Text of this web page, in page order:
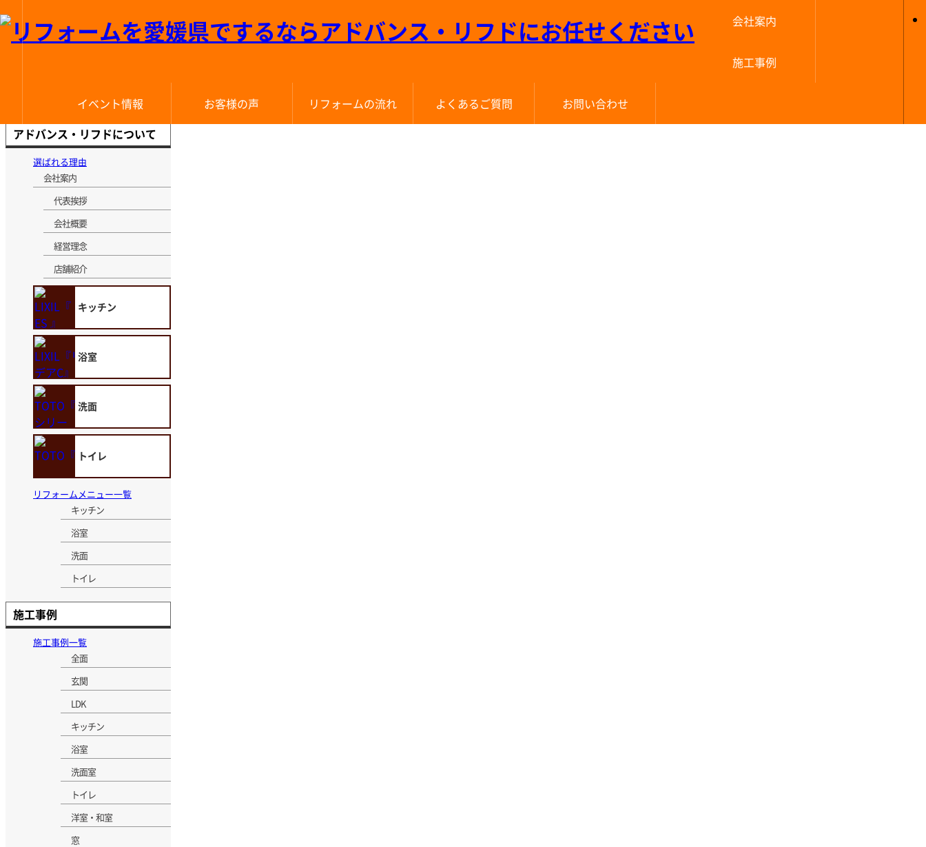
会社案内
選ばれる理由
代表挨拶
会社概要
経営理念
店舗紹介
施工事例
イベント情報
全店合同
新居浜店
松山店
今治店
四国中央店
お客様の声 リフォームの流れ よくあるご質問 お問い合わせ
アドバンス・リフドについて
選ばれる理由
会社案内
代表挨拶
会社概要
経営理念
店舗紹介
キッチン
浴室
洗面
トイレ
リフォームメニュー一覧
キッチン
浴室
洗面
トイレ
施工事例
施工事例一覧
全面
玄関
LDK
キッチン
浴室
洗面室
トイレ
洋室・和室
窓